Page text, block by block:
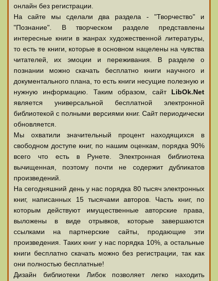
онлайн без регистрации.
На сайте мы сделали два раздела - "Творчество" и
"Познание". В творческом разделе представлены
интересные книги в жанрах художественной литературы,
то есть те книги, которые в основном нацелены на чувства
читателей, их эмоции и переживания. В разделе о
познании можно скачать бесплатно книги научного и
документального плана, то есть книги несущие полезную и
нужную информацию. Таким образом, сайт LibOk.Net
является универсальной бесплатной электронной
библиотекой с полными версиями книг. Сайт периодически
обновляется.
Мы охватили значительный процент находящихся в
свободном доступе книг, по нашим оценкам, порядка 90%
всего что есть в Рунете. Электронная библиотека
вычищенная, поэтому почти не содержит дубликатов
произведений.
На сегодняшний день у нас порядка 80 тысяч электронных
книг, написанных 15 тысячами авторов. Часть книг, по
которым действуют имущественные авторские права,
выложены в виде отрывков, которые завершаются
ссылками на партнерские сайты, продающие эти
произведения. Таких книг у нас порядка 10%, а остальные
книги бесплатно скачать можно без регистрации, так как
они полностью бесплатные!
Дизайн библиотеки Либок позволяет легко находить